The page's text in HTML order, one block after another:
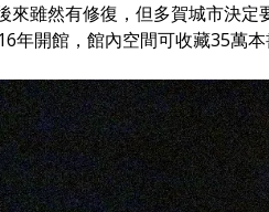
來雖然有修復，但多賀城市決
年開館，館內空間可收藏35萬本